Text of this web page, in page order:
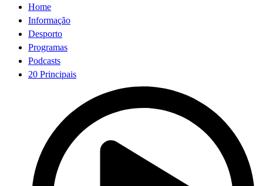
Home
Informação
Desporto
Programas
Podcasts
20 Principais